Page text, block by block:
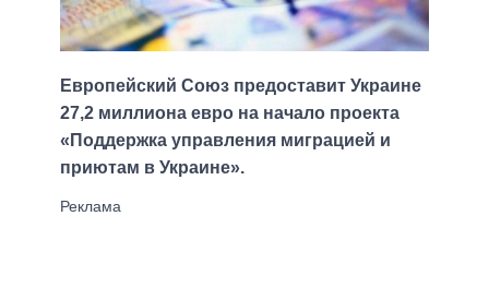
Европейский Союз предоставит Украине
27,2 миллиона евро на начало проекта
«Поддержка управления миграцией и
приютам в Украине».